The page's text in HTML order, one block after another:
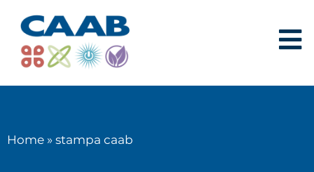
Home » stampa caab